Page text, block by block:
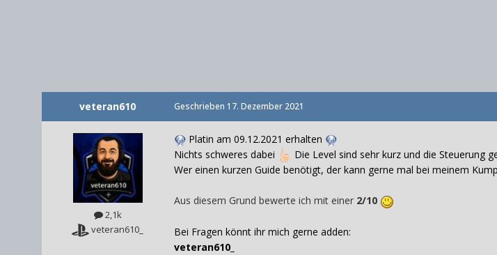
veteran610
2,1k
veteran610_
Geschrieben 17. Dezember 2021
Platin am 09.12.2021 erhalten
Nichts schweres dabei
Die Level sind sehr kurz und die Steuerung
Wer einen kurzen Guide benötigt, der kann gerne mal bei meinem
Aus diesem Grund bewerte ich mit einer 2/10
Bei Fragen könnt ihr mich gerne adden:
veteran610_